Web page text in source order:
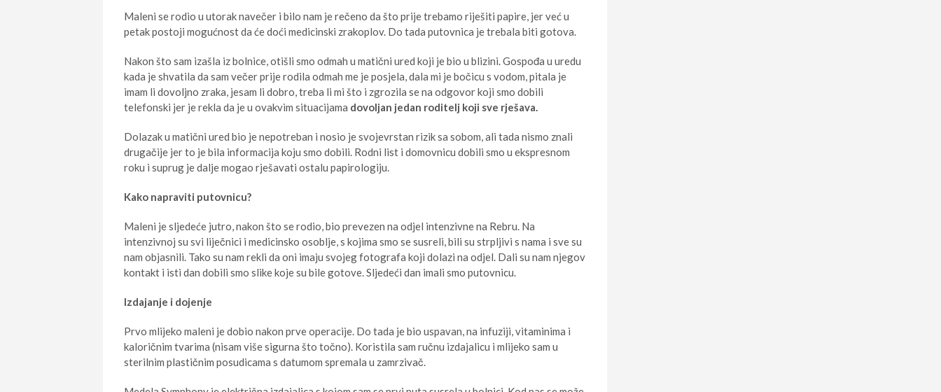
Maleni se rodio u utorak navečer i bilo nam je rečeno da što prije trebamo riješiti papire, jer već u
petak postoji mogućnost da će doći medicinski zrakoplov. Do tada putovnica je trebala biti gotova.
Nakon što sam izašla iz bolnice, otišli smo odmah u matični ured koji je bio u blizini. Gospođa u uredu
kada je shvatila da sam večer prije rodila odmah me je posjela, dala mi je bočicu s vodom, pitala je
imam li dovoljno zraka, jesam li dobro, treba li mi što i zgrozila se na odgovor koji smo dobili
telefonski jer je rekla da je u ovakvim situacijama dovoljan jedan roditelj koji sve rješava.
Dolazak u matični ured bio je nepotreban i nosio je svojevrstan rizik sa sobom, ali tada nismo znali
drugačije jer to je bila informacija koju smo dobili. Rodni list i domovnicu dobili smo u ekspresnom
roku i suprug je dalje mogao rješavati ostalu papirologiju.
Kako napraviti putovnicu?
Maleni je sljedeće jutro, nakon što se rodio, bio prevezen na odjel intenzivne na Rebru. Na
intenzivnoj su svi liječnici i medicinsko osoblje, s kojima smo se susreli, bili su strpljivi s nama i sve su
nam objasnili. Tako su nam rekli da oni imaju svojeg fotografa koji dolazi na odjel. Dali su nam njegov
kontakt i isti dan dobili smo slike koje su bile gotove. Sljedeći dan imali smo putovnicu.
Izdajanje i dojenje
Prvo mlijeko maleni je dobio nakon prve operacije. Do tada je bio uspavan, na infuziji, vitaminima i
kaloričnim tvarima (nisam više sigurna što točno). Koristila sam ručnu izdajalicu i mlijeko sam u
sterilnim plastičnim posudicama s datumom spremala u zamrzivač.